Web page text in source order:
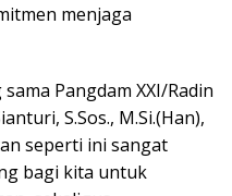
menjaga
Pangdam XXI/Radin
S.Sos., M.Si.(Han),
seperti ini sangat
bagi kita untuk